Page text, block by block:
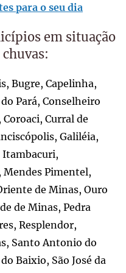
para o seu dia
em situação
Bugre, Capelinha,
Pará, Conselheiro
Curral de
Galiléia,
Itambacuri,
Mendes Pimentel,
de Minas, Ouro
de Minas, Pedra
Resplendor,
Santo Antonio do
Baixio, São José da